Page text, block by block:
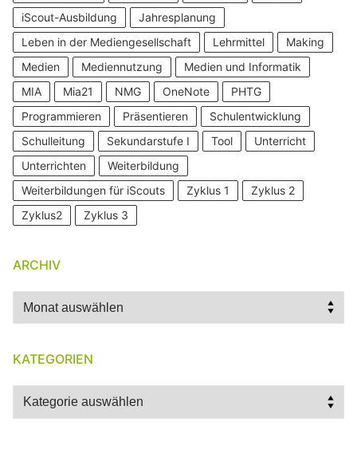
iScout-Ausbildung
Jahresplanung
Leben in der Mediengesellschaft
Lehrmittel
Making
Medien
Mediennutzung
Medien und Informatik
MIA
Mia21 NMG OneNote
PHTG
Programmieren
Präsentieren
Schulentwicklung
Schulleitung
Sekundarstufe I Tool
Unterricht
Unterrichten
Weiterbildung
Weiterbildungen für iScouts
Zyklus 1
Zyklus 2
Zyklus2
Zyklus 3
ARCHIV
Archiv
KATEGORIEN
Kategorien